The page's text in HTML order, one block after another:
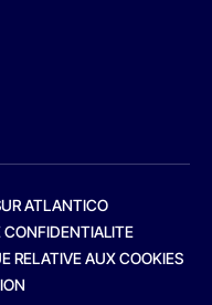
ATLANTICO
CONFIDENTIALITE
RELATIVE AUX COOKIES